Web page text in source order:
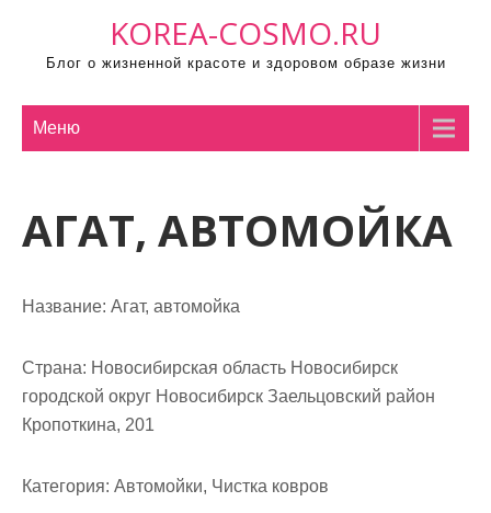
KOREA-COSMO.RU
Блог о жизненной красоте и здоровом образе жизни
Меню
АГАТ, АВТОМОЙКА
Название: Агат, автомойка
Страна: Новосибирская область Новосибирск
городской округ Новосибирск Заельцовский район
Кропоткина, 201
Категория: Автомойки, Чистка ковров